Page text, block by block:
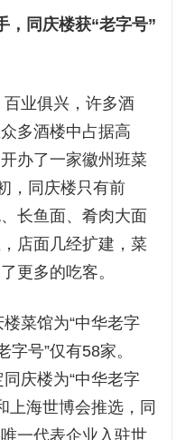
，同庆楼获“老字号”
业俱兴，许多酒
多酒楼中占据高
办了一家徽州班菜
，同庆楼只有前
长鱼面、肴肉大面
店面几经扩建，菜
更多的吃客。
菜馆为“中华老字
字号”仅有58家。
庆楼为“中华老字
上海世博会推选，同
一代表企业入驻世